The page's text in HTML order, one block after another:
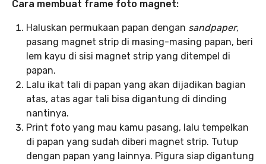
Cara membuat frame foto magnet:
Haluskan permukaan papan dengan sandpaper,
pasang magnet strip di masing-masing papan, beri
lem kayu di sisi magnet strip yang ditempel di
papan.
Lalu ikat tali di papan yang akan dijadikan bagian
atas, atas agar tali bisa digantung di dinding
nantinya.
Print foto yang mau kamu pasang, lalu tempelkan
di papan yang sudah diberi magnet strip. Tutup
dengan papan yang lainnya. Pigura siap digantung